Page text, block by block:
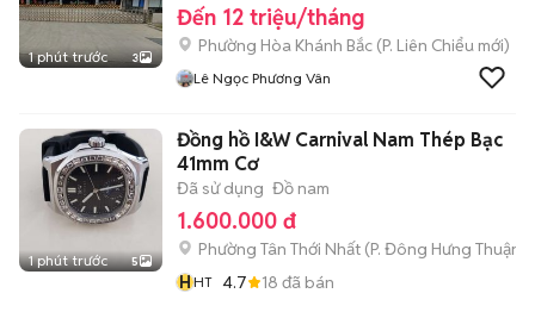
1 phút trước 3
Đến 12 triệu/tháng
Phường Hòa Khánh Bắc (P. Liên Chiểu mới)
Lê Ngọc Phương Vân
1 phút trước 5
Đồng hồ I&W Carnival Nam Thép Bạc
41mm Cơ
Đã sử dụng Đồ nam
1.600.000 đ
Phường Tân Thới Nhất (P. Đông Hưng Thuận
HHT 4.7 18 đã bán